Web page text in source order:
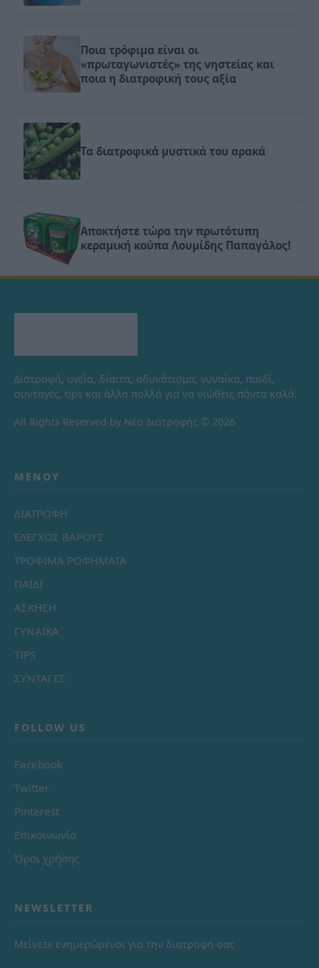
Ποια τρόφιμα είναι οι
«πρωταγωνιστές» της νηστείας και
ποια η διατροφική τους αξία
Τα διατροφικά μυστικά του αρακά
Αποκτήστε τώρα την πρωτότυπη
κεραμική κούπα Λουμίδης Παπαγάλος!
Διατροφή, υγεία, δίαιτα, αδυνάτισμα, γυναίκα, παιδί,
συνταγές, tips και άλλα πολλά για να νιώθεις πάντα καλά.
All Rights Reserved by Νέα Διατροφής © 2026
ΜΕΝΟΎ
ΔΙΑΤΡΟΦΗ
ΕΛΕΓΧΟΣ ΒΑΡΟΥΣ
ΤΡΟΦΙΜΑ ΡΟΦΗΜΑΤΑ
ΠΑΙΔΙ
ΑΣΚΗΣΗ
ΓΥΝΑΙΚΑ
TIPS
ΣΥΝΤΑΓΕΣ
FOLLOW US
Facebook
Twitter
Pinterest
Επικοινωνία
Όροι χρήσης
NEWSLETTER
Μείνετε ενημερώμενοι για την διατροφή σας